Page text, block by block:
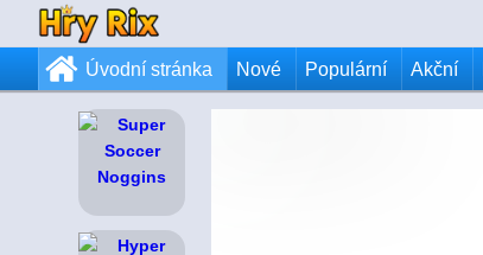
Úvodní stránka Nové Populární Akční